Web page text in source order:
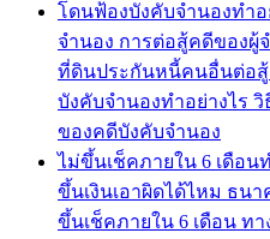
โดนฟ้องบังคับจำนองทำ
จำนอง การต่อสู้คดีของผู้
ที่ดินประกันหนี้คนอื่นต่อสู้
บังคับจำนองทำอย่างไร
ของคดีบังคับจำนอง
ไม่ขึ้นเช็คภายใน 6 เดือน
ขึ้นเงินเอาผิดได้ไหม ธนา
ขึ้นเช็คภายใน 6 เดือน